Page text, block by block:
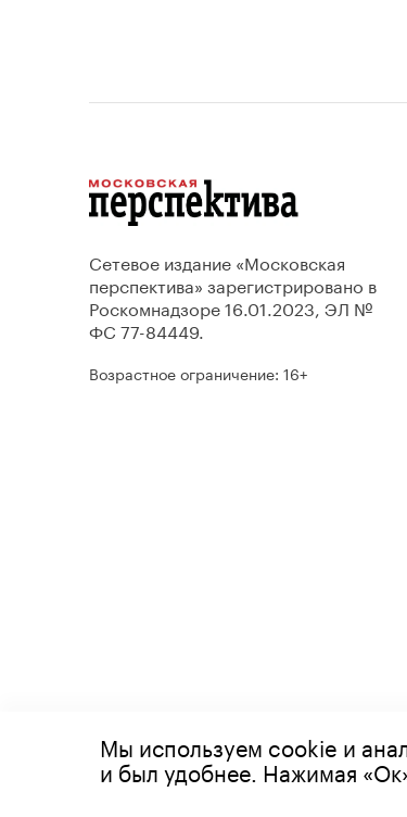
Сетевое издание «Московская
перспектива» зарегистрировано в
Роскомнадзоре 16.01.2023, ЭЛ №
ФС 77-84449.
Возрастное ограничение: 16+
© 2026 Все права защищены
Мы используем cookie и
и был удобнее. Нажимая